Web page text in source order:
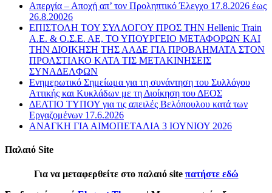
Απεργία – Αποχή απ’ τον Προληπτικό Έλεγχο 17.8.2026 έως
26.8.20026
ΕΠΙΣΤΟΛΗ ΤΟΥ ΣΥΛΛΟΓΟΥ ΠΡΟΣ ΤΗΝ Hellenic Train
Α.Ε. & Ο.Σ.Ε. ΑΕ, ΤΟ ΥΠΟΥΡΓΕΙΟ ΜΕΤΑΦΟΡΩΝ ΚΑΙ
ΤΗΝ ΔΙΟΙΚΗΣΗ ΤΗΣ ΑΑΔΕ ΓΙΑ ΠΡΟΒΛΗΜΑΤΑ ΣΤΟΝ
ΠΡΟΑΣΤΙΑΚΟ ΚΑΤΑ ΤΙΣ ΜΕΤΑΚΙΝΗΣΕΙΣ
ΣΥΝΑΔΕΛΦΩΝ
Ενημερωτικό Σημείωμα για τη συνάντηση του Συλλόγου
Αττικής και Κυκλάδων με τη Διοίκηση του ΔΕΟΣ
ΔΕΛΤΙΟ ΤΥΠΟΥ για τις απειλές Βελόπουλου κατά των
Εργαζομένων 17.6.2026
ΑΝΑΓΚΗ ΓΙΑ ΑΙΜΟΠΕΤΑΛΙΑ 3 ΙΟΥΝΙΟΥ 2026
Παλαιό Site
Για να μεταφερθείτε στο παλαιό site πατήστε εδώ